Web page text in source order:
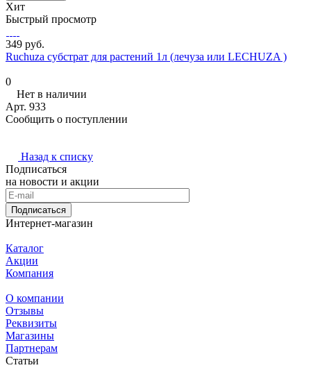
Хит
Быстрый просмотр
349 руб.
Ruchuza субстрат для растений 1л (лечуза или LECHUZA )
0
Нет в наличии
Арт. 933
Сообщить о поступлении
Назад к списку
Подписаться
на новости и акции
Подписаться
Интернет-магазин
Каталог
Акции
Компания
О компании
Отзывы
Реквизиты
Магазины
Партнерам
Статьи